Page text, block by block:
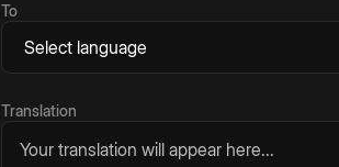
To
Translation
Your translation will appear here...